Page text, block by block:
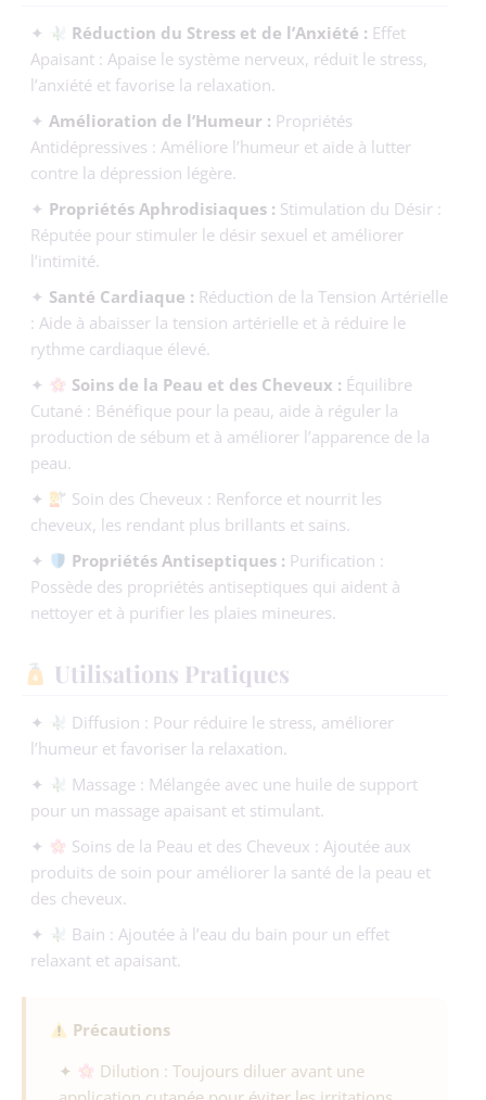
✦ Réduction du Stress et de l’Anxiété : Effet
Apaisant : Apaise le système nerveux, réduit le stress,
l’anxiété et favorise la relaxation.
✦ Amélioration de l’Humeur : Propriétés
Antidépressives : Améliore l’humeur et aide à lutter
contre la dépression légère.
✦ Propriétés Aphrodisiaques : Stimulation du Désir :
Réputée pour stimuler le désir sexuel et améliorer
l’intimité.
✦ Santé Cardiaque : Réduction de la Tension Artérielle
: Aide à abaisser la tension artérielle et à réduire le
rythme cardiaque élevé.
✦
Soins de la Peau et des Cheveux : Équilibre
Cutané : Bénéfique pour la peau, aide à réguler la
production de sébum et à améliorer l’apparence de la
peau.
✦
Soin des Cheveux : Renforce et nourrit les
cheveux, les rendant plus brillants et sains.
✦
Propriétés Antiseptiques : Purification :
Possède des propriétés antiseptiques qui aident à
nettoyer et à purifier les plaies mineures.
Utilisations Pratiques
✦
Diffusion : Pour réduire le stress, améliorer
l’humeur et favoriser la relaxation.
✦
Massage : Mélangée avec une huile de support
pour un massage apaisant et stimulant.
✦
Soins de la Peau et des Cheveux : Ajoutée aux
produits de soin pour améliorer la santé de la peau et
des cheveux.
✦
Bain : Ajoutée à l’eau du bain pour un effet
relaxant et apaisant.
Précautions
✦
Dilution : Toujours diluer avant une